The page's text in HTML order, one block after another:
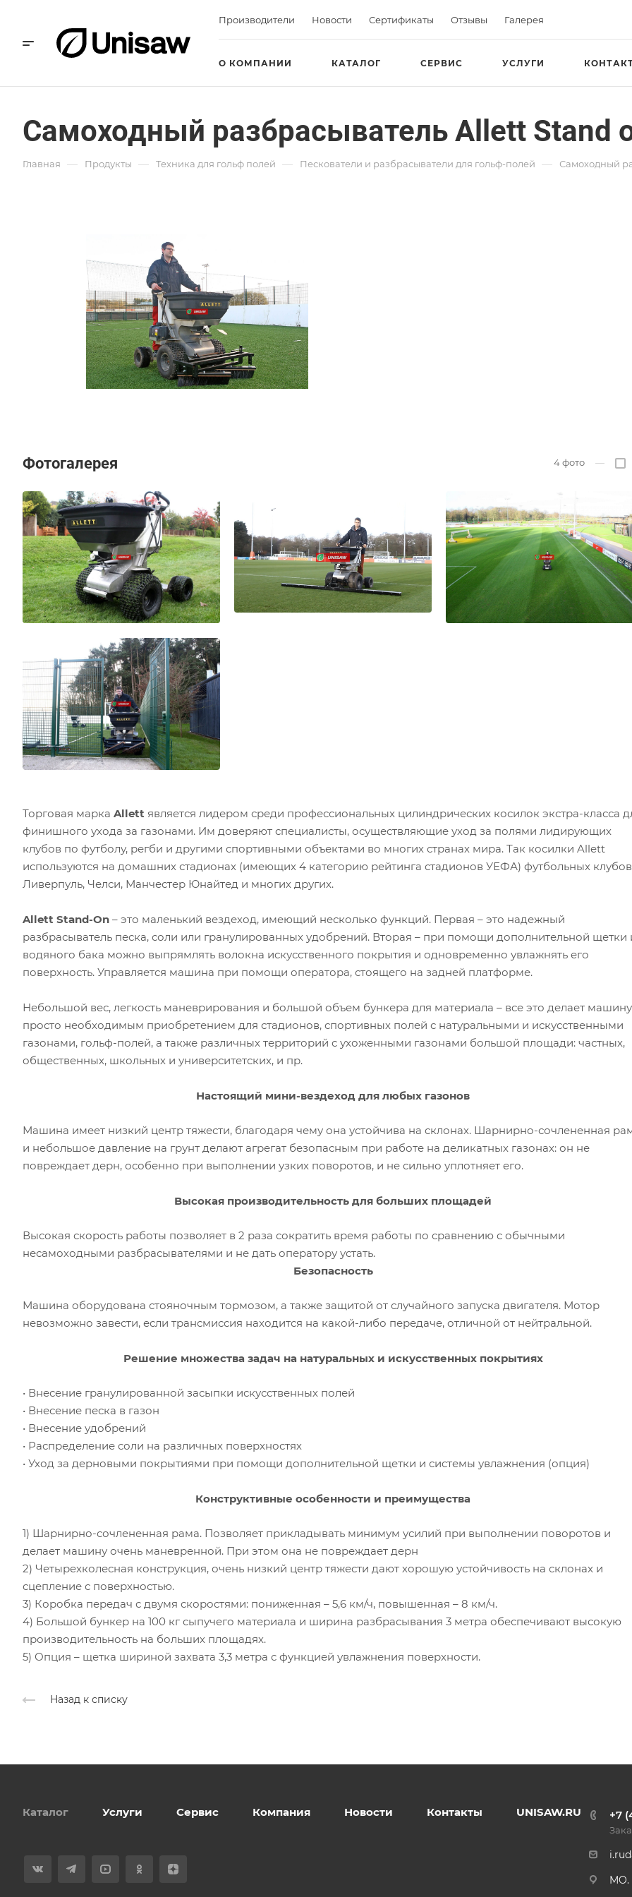
Производители Новости Сертификаты Отзывы Галерея
О КОМПАНИИ КАТАЛОГ СЕРВИС УСЛУГИ
Самоходный разбрасыватель Allett Stand
Главная — Продукты — Техника для гольф полей — Пескователи и разбрасыватели для гольф-полей — Самоходный
Фотогалерея 4фото —
Торговая марка Allett является лидером среди профессиональных цилиндрических косилок экстра-класса
финишного ухода за газонами. Им доверяют специалисты, осуществляющие уход за полями лидирующих
клубов по футболу, регби и другими спортивными объектами во многих странах мира. Так косилки Allett
используются на домашних стадионах (имеющих 4 категорию рейтинга стадионов УЕФА) футбольных клубов
Ливерпуль, Челси, Манчестер Юнайтед и многих других.
Allett Stand-On – это маленький вездеход, имеющий несколько функций. Первая – это надежный
разбрасыватель песка, соли или гранулированных удобрений. Вторая – при помощи дополнительной щетки
водяного бака можно выпрямлять волокна искусственного покрытия и одновременно увлажнять его
поверхность. Управляется машина при помощи оператора, стоящего на задней платформе.
Небольшой вес, легкость маневрирования и большой объем бункера для материала – все это делает машину
просто необходимым приобретением для стадионов, спортивных полей с натуральными и искусственными
газонами, гольф-полей, а также различных территорий с ухоженными газонами большой площади: частных,
общественных, школьных и университетских, и пр.
Настоящий мини-вездеход для любых газонов
Машина имеет низкий центр тяжести, благодаря чему она устойчива на склонах. Шарнирно-сочлененная
и небольшое давление на грунт делают агрегат безопасным при работе на деликатных газонах: он не
повреждает дерн, особенно при выполнении узких поворотов, и не сильно уплотняет его.
Высокая производительность для больших площадей
Высокая скорость работы позволяет в 2 раза сократить время работы по сравнению с обычными
несамоходными разбрасывателями и не дать оператору устать.
Безопасность
Машина оборудована стояночным тормозом, а также защитой от случайного запуска двигателя. Мотор
невозможно завести, если трансмиссия находится на какой-либо передаче, отличной от нейтральной.
Решение множества задач на натуральных и искусственных покрытиях
• Внесение гранулированной засыпки искусственных полей
• Внесение песка в газон
• Внесение удобрений
• Распределение соли на различных поверхностях
• Уход за дерновыми покрытиями при помощи дополнительной щетки и системы увлажнения (опция)
Конструктивные особенности и преимущества
1) Шарнирно-сочлененная рама. Позволяет прикладывать минимум усилий при выполнении поворотов и
делает машину очень маневренной. При этом она не повреждает дерн
2) Четырехколесная конструкция, очень низкий центр тяжести дают хорошую устойчивость на склонах и
сцепление с поверхностью.
3) Коробка передач с двумя скоростями: пониженная – 5,6 км/ч, повышенная – 8 км/ч.
4) Большой бункер на 100 кг сыпучего материала и ширина разбрасывания 3 метра обеспечивают высокую
производительность на больших площадях.
5) Опция – щетка шириной захвата 3,3 метра с функцией увлажнения поверхности.
Назад к списку
Каталог Услуги Сервис Компания Новости Контакты UNISAW.RU +7